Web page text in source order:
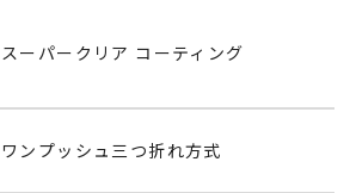
スーパークリア コーティング
ワンプッシュ三つ折れ方式